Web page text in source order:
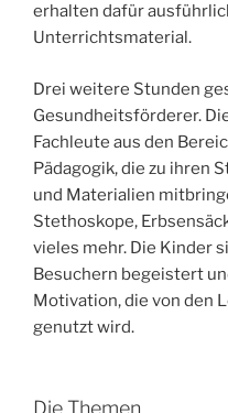
erhalten dafür
Unterrichtsmaterial.
Drei weitere Stunden
Gesundheitsförderer.
Fachleute aus den
Pädagogik, die zu ihren
und Materialien
Stethoskope,
vieles mehr. Die Kinder
Besuchern begeistert
Motivation, die von den
genutzt wird.
Die Themen